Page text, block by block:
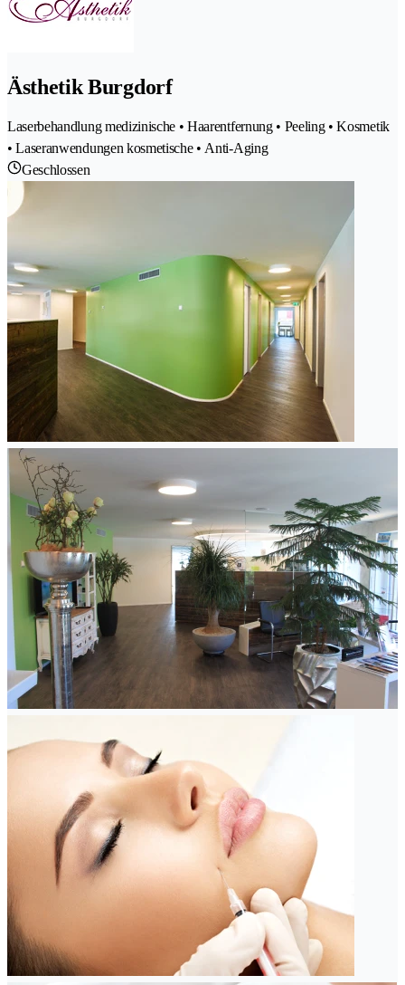
Ästhetik Burgdorf
Laserbehandlung medizinische • Haarentfernung • Peeling • Kosmetik
• Laseranwendungen kosmetische • Anti-Aging
Geschlossen